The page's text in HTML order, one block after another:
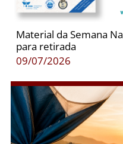
Material da Semana
para retirada
09/07/2026